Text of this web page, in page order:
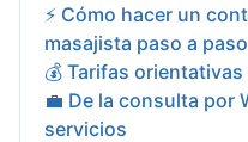
⚡ Cómo hacer un
masajista paso a paso
💰 Tarifas
💼 De la consulta por
servicios